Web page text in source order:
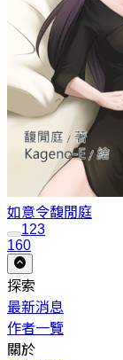
如意令馥閒庭
123
160
探索
最新消息
作者一覽
關於